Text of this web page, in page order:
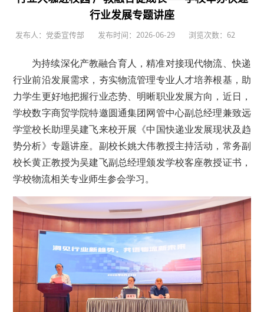
行业发展专题讲座
发布人：党委宣传部 发布时间：2026-06-29 浏览次数： 62
为持续深化产教融合育人，精准对接现代物流、快递
行业前沿发展需求，夯实物流管理专业人才培养根基，助
力学生更好地把握行业态势、明晰职业发展方向，近日，
学校数字商贸学院特邀圆通集团网管中心副总经理兼致远
学堂校长助理吴建飞来校开展《中国快递业发展现状及趋
势分析》专题讲座。副校长姚大伟教授主持活动，常务副
校长黄正教授为吴建飞副总经理颁发学校客座教授证书，
学校物流相关专业师生参会学习。